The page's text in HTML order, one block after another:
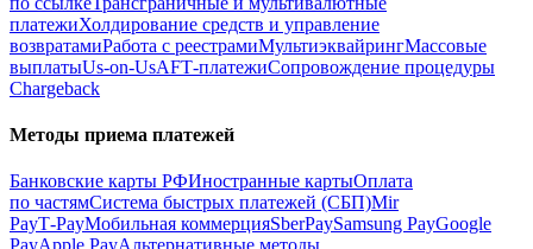
платежиХолдирование средств и управление
возвратамиРабота с реестрамиМультиэквайрингМассовые
выплатыUs-on-UsAFT‑платежиСопровождение процедуры
Chargeback
Методы приема платежей
Банковские карты РФИностранные картыОплата
по частямСистема быстрых платежей (СБП)Mir
PayT‑PayМобильная коммерцияSberPaySamsung PayGoogle